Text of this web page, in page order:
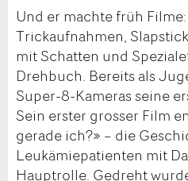
Und er machte früh
Trickaufnahmen,
mit Schatten und
Drehbuch. Bereits als
Super-8-Kameras seine
Sein erster grosser Film
gerade ich?» – die
Leukämiepatienten mit
Hauptrolle. Gedreht